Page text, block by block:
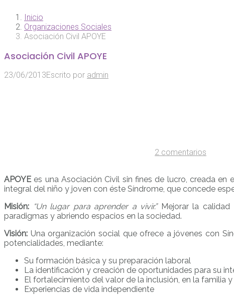
Inicio
Organizaciones Sociales
Asociación Civil APOYE
Asociación Civil APOYE
23/06/2013Escrito por admin
2 comentarios
APOYEes una Asociación Civil sin fines de lucro, creada
integral del niño y joven con éste Síndrome, que concede
Misión: “Un lugar para aprender a vivir.”Mejorar la calidad
paradigmas y abriendo espacios en la sociedad.
Visión: Una organización social que ofrece a jóvenes con
potencialidades, mediante:
Su formación básica y su preparación laboral
La identificación y creación de oportunidades para su
El fortalecimiento del valor de la inclusión, en la familia
Experiencias de vida independiente